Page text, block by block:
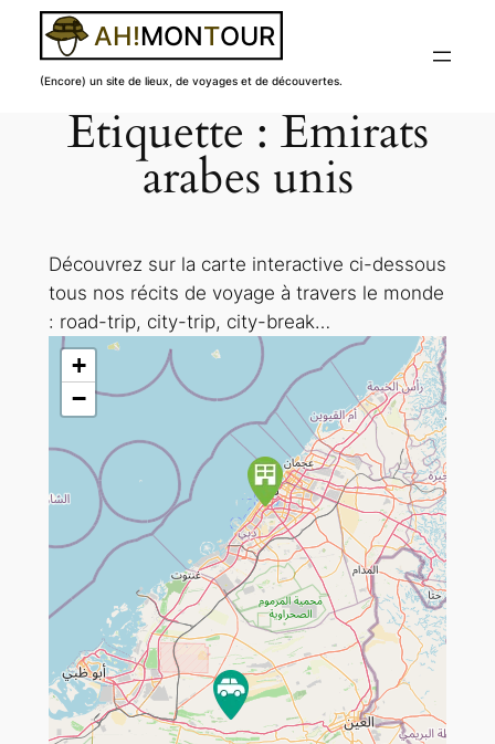
(Encore) un site de lieux, de voyages et de découvertes.
Étiquette : Émirats
arabes unis
Découvrez sur la carte interactive ci-dessous
tous nos récits de voyage à travers le monde
: road-trip, city-trip, city-break…
Travelers' Map is loading...
If you see this after your page is
loaded completely, leafletJS files
are missing.
+
−